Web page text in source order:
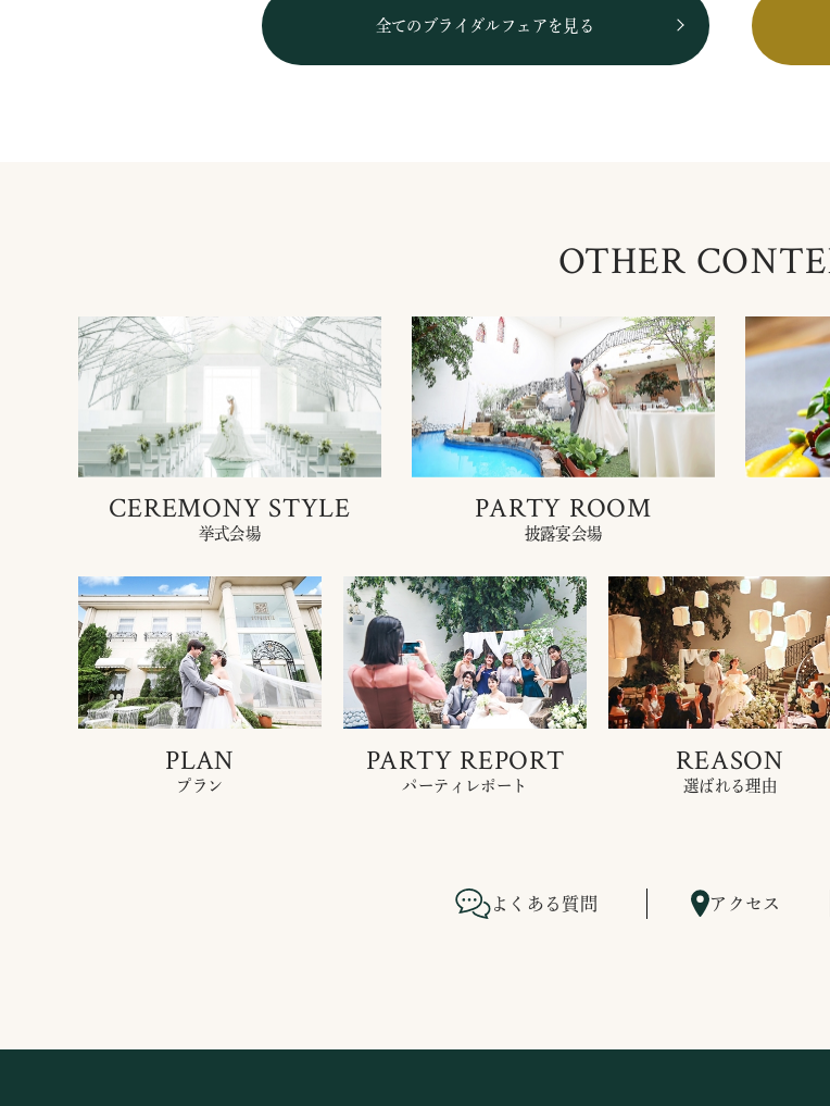
全てのブライダルフェアを見る
OTHER
CEREMONY STYLE
挙式会場
PARTY ROOM
披露宴会場
PLAN
プラン
PARTY REPORT
パーティレポート
REASON
選ばれる理由
よくある質問 アクセス